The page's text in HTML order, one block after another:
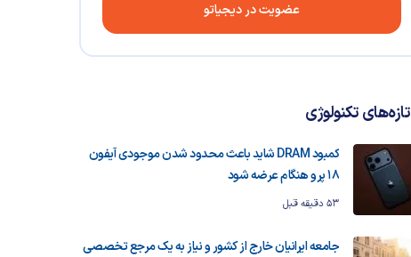
عضویت در دیجیاتو
تازه‌های تکنولوژی
کمبود DRAM شاید باعث محدود شدن موجودی آیفون
۱۸ پرو هنگام عرضه شود
53 دقیقه قبل
جامعه ایرانیان خارج از کشور و نیاز به یک مرجع تخصصی